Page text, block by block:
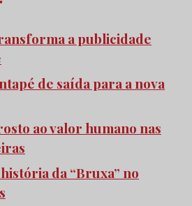
a publicidade
de saída para a nova
ao valor humano nas
da “Bruxa” no